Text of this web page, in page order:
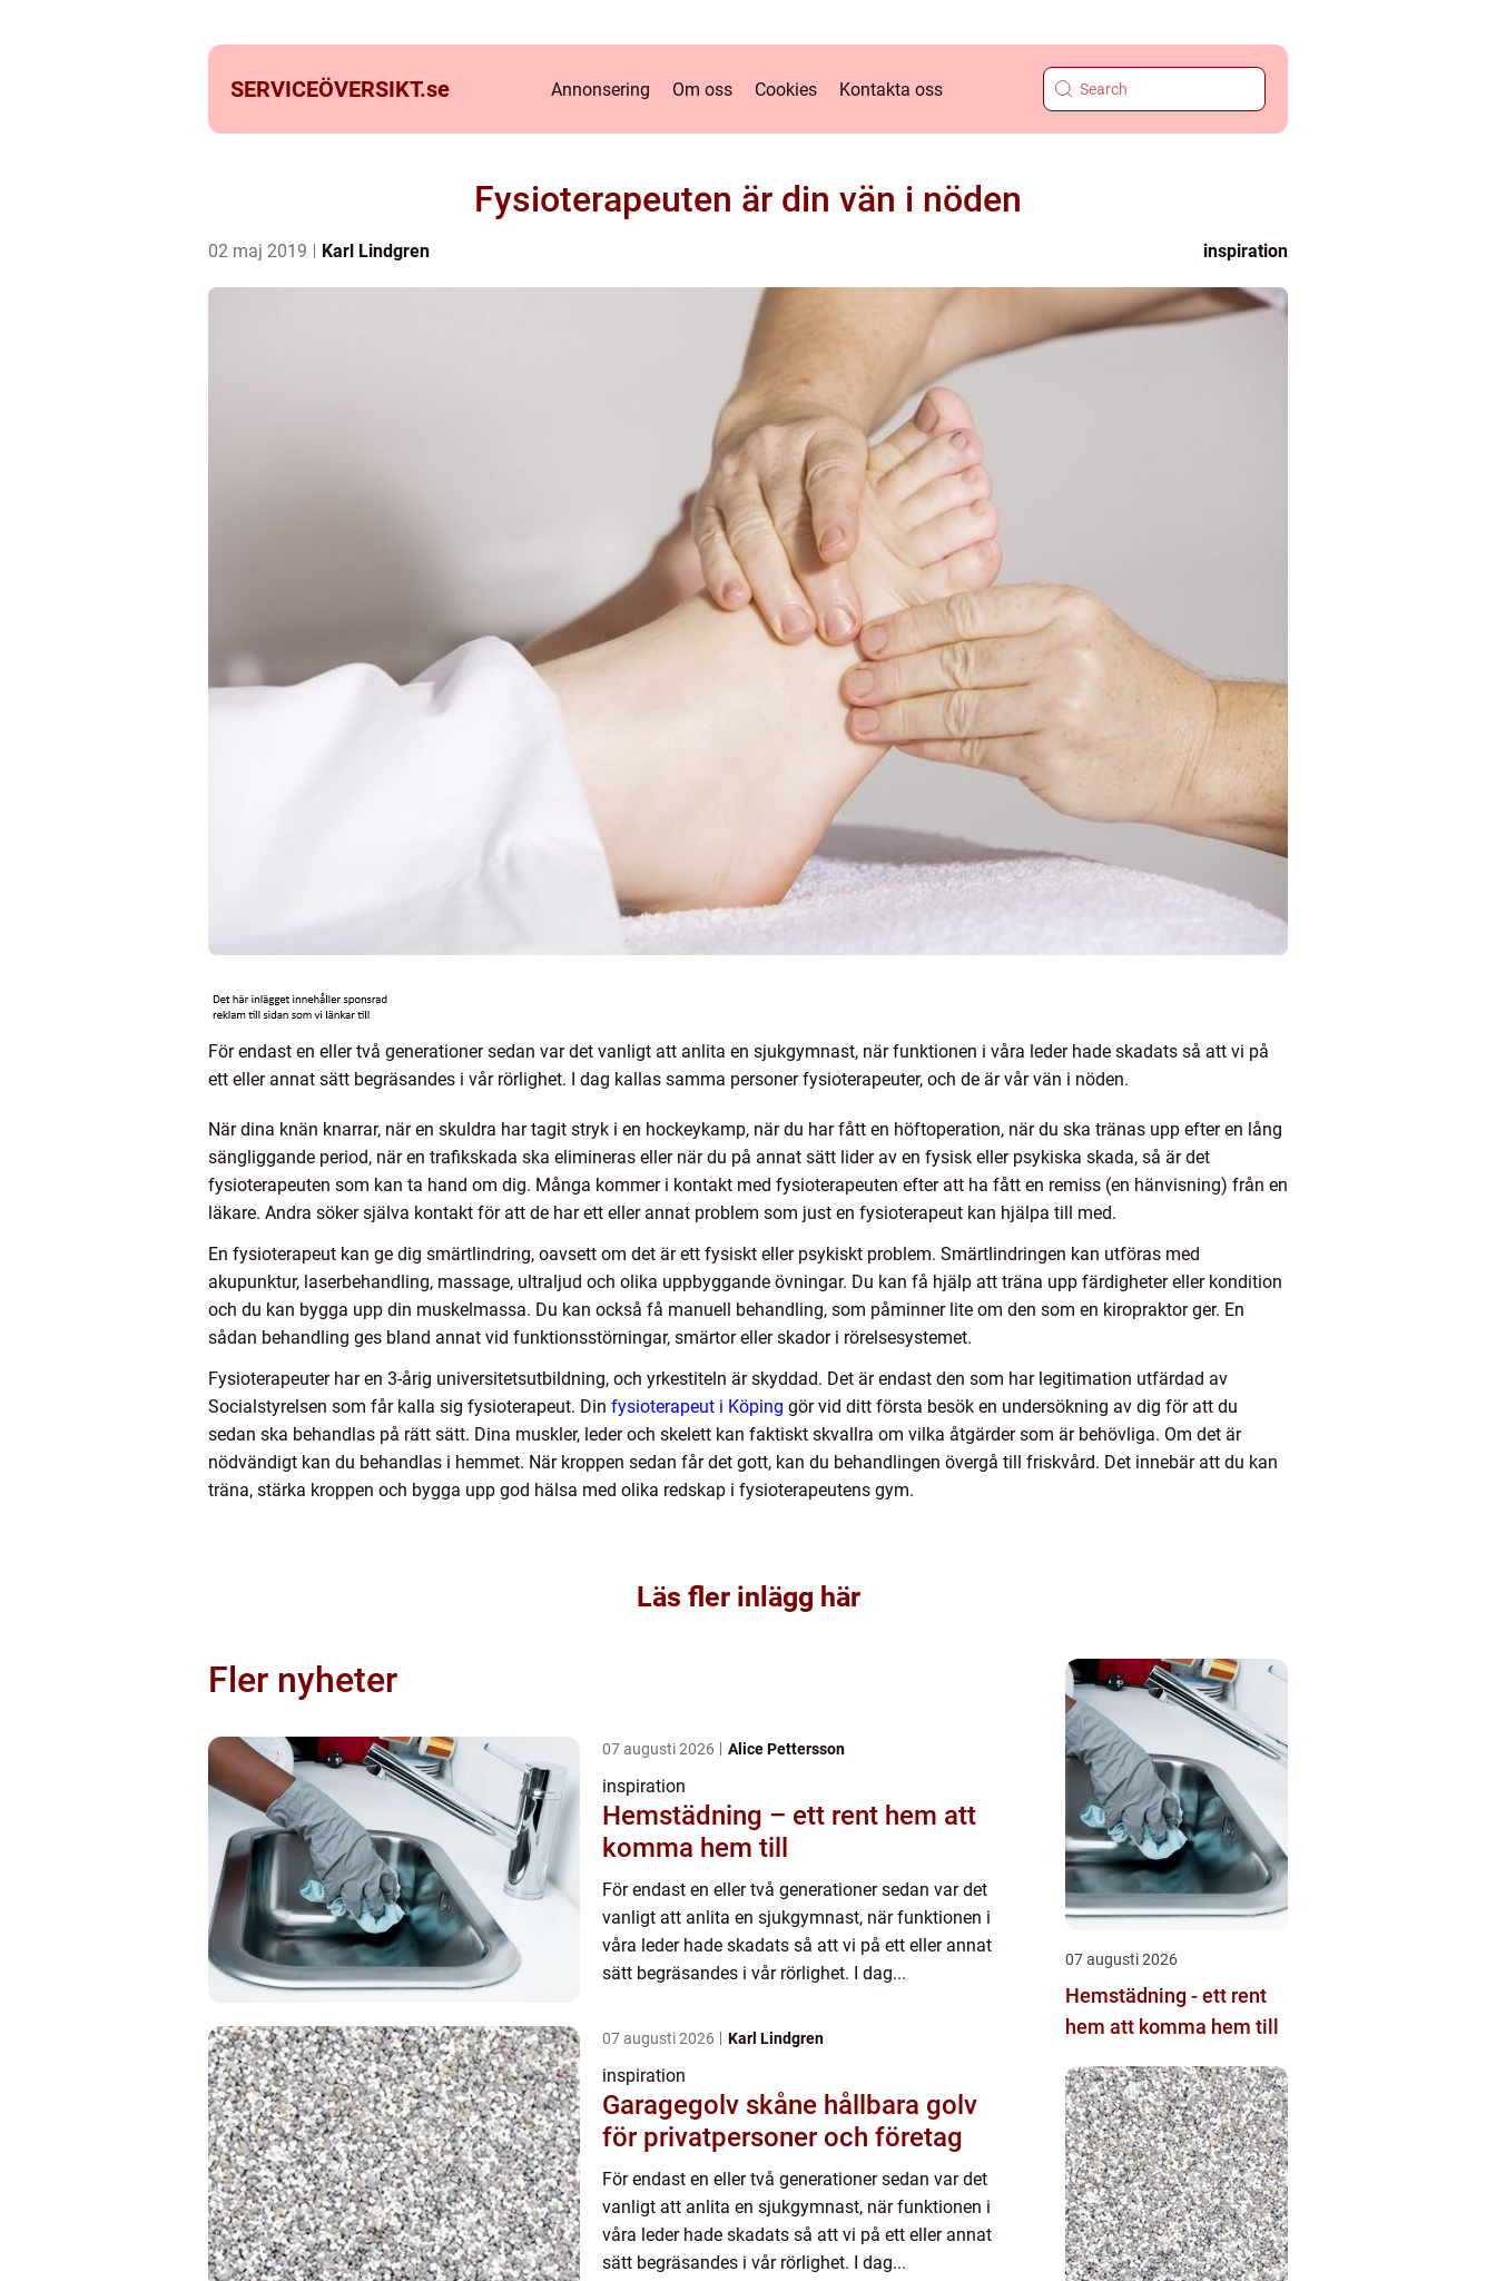
SERVICEÖVERSIKT.se Annonsering Om oss Cookies Kontakta oss
Fysioterapeuten är din vän i nöden
02 maj 2019 Karl Lindgren inspiration
För endast en eller två generationer sedan var det vanligt att anlita en sjukgymnast, när funktionen i våra leder hade skadats så att vi på
ett eller annat sätt begräsandes i vår rörlighet. I dag kallas samma personer fysioterapeuter, och de är vår vän i nöden.
När dina knän knarrar, när en skuldra har tagit stryk i en hockeykamp, när du har fått en höftoperation, när du ska tränas upp efter en lång
sängliggande period, när en trafikskada ska elimineras eller när du på annat sätt lider av en fysisk eller psykiska skada, så är det
fysioterapeuten som kan ta hand om dig. Många kommer i kontakt med fysioterapeuten efter att ha fått en remiss (en hänvisning) från en
läkare. Andra söker själva kontakt för att de har ett eller annat problem som just en fysioterapeut kan hjälpa till med.
En fysioterapeut kan ge dig smärtlindring, oavsett om det är ett fysiskt eller psykiskt problem. Smärtlindringen kan utföras med
akupunktur, laserbehandling, massage, ultraljud och olika uppbyggande övningar. Du kan få hjälp att träna upp färdigheter eller kondition
och du kan bygga upp din muskelmassa. Du kan också få manuell behandling, som påminner lite om den som en kiropraktor ger. En
sådan behandling ges bland annat vid funktionsstörningar, smärtor eller skador i rörelsesystemet.
Fysioterapeuter har en 3-årig universitetsutbildning, och yrkestiteln är skyddad. Det är endast den som har legitimation utfärdad av
Socialstyrelsen som får kalla sig fysioterapeut. Din fysioterapeut i Köping gör vid ditt första besök en undersökning av dig för att du
sedan ska behandlas på rätt sätt. Dina muskler, leder och skelett kan faktiskt skvallra om vilka åtgärder som är behövliga. Om det är
nödvändigt kan du behandlas i hemmet. När kroppen sedan får det gott, kan du behandlingen övergå till friskvård. Det innebär att du kan
träna, stärka kroppen och bygga upp god hälsa med olika redskap i fysioterapeutens gym.
Läs fler inlägg här
Fler nyheter
07 augusti 2026 Alice Pettersson
inspiration
Hemstädning – ett rent hem att
komma hem till
För endast en eller två generationer sedan var det
vanligt att anlita en sjukgymnast, när funktionen i
våra leder hade skadats så att vi på ett eller annat
sätt begräsandes i vår rörlighet. I dag...
07 augusti 2026 Karl Lindgren
inspiration
Garagegolv skåne hållbara golv
för privatpersoner och företag
För endast en eller två generationer sedan var det
vanligt att anlita en sjukgymnast, när funktionen i
våra leder hade skadats så att vi på ett eller annat
sätt begräsandes i vår rörlighet. I dag...
07 augusti 2026
Hemstädning - ett rent
hem att komma hem till